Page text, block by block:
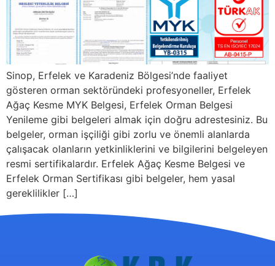
Sinop, Erfelek ve Karadeniz Bölgesi’nde faaliyet
gösteren orman sektöründeki profesyoneller, Erfelek
Ağaç Kesme MYK Belgesi, Erfelek Orman Belgesi
Yenileme gibi belgeleri almak için doğru adrestesiniz. Bu
belgeler, orman işçiliği gibi zorlu ve önemli alanlarda
çalışacak olanların yetkinliklerini ve bilgilerini belgeleyen
resmi sertifikalardır. Erfelek Ağaç Kesme Belgesi ve
Erfelek Orman Sertifikası gibi belgeler, hem yasal
gereklilikler […]